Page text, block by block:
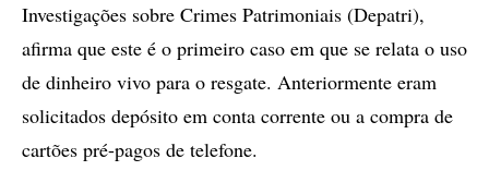
Investigações sobre Crimes Patrimoniais (Depatri),
afirma que este é o primeiro caso em que se relata o uso
de dinheiro vivo para o resgate. Anteriormente eram
solicitados depósito em conta corrente ou a compra de
cartões pré-pagos de telefone.